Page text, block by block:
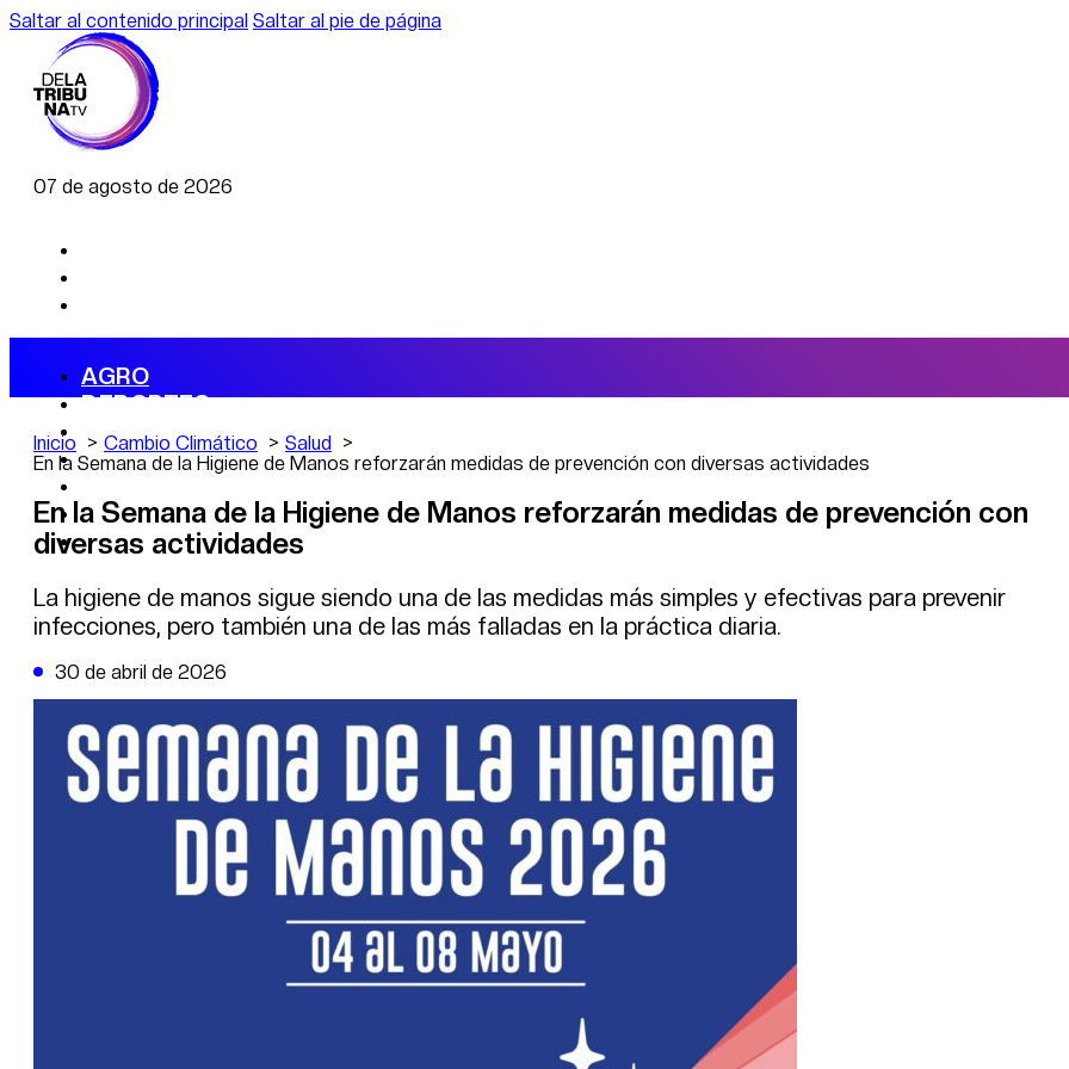
Saltar al contenido principal Saltar al pie de página
07 de agosto de 2026
AGRO
DEPORTES
ECONOMÍA
POLÍTICA
DATA FIRME
DE LA TRIBUNA TV
Inicio Cambio Climático
Salud
En la Semana de la Higiene de Manos reforzarán medidas de prevención con diversas actividades
En la Semana de la Higiene de Manos reforzarán medidas de prevención con
diversas actividades
La higiene de manos sigue siendo una de las medidas más simples y efectivas para prevenir
infecciones, pero también una de las más falladas en la práctica diaria.
30 de abril de 2026